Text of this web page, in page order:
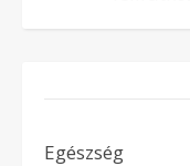
Egészség